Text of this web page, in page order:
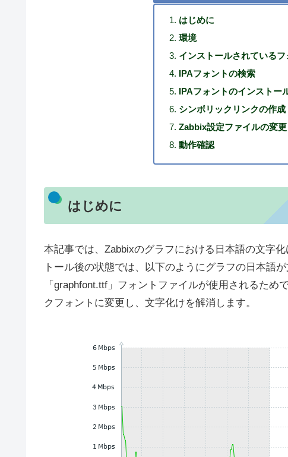
はじめに
環境
インストールされている
IPAフォントの検索
IPAフォントのインストー
シンボリックリンクの作成
Zabbix設定ファイルの変更
動作確認
はじめに
本記事では、Zabbixのグラフにおける日本語の文字
トール後の状態では、以下のようにグラフの日本語
「graphfont.ttf」フォントファイルが使用されるため
クフォントに変更し、文字化けを解消します。